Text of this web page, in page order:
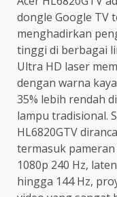
dongle Google TV
menghadirkan
tinggi di berbagai
Ultra HD laser
dengan warna
35% lebih rendah
lampu tradisional.
HL6820GTV
termasuk
1080p 240 Hz,
hingga 144 Hz,